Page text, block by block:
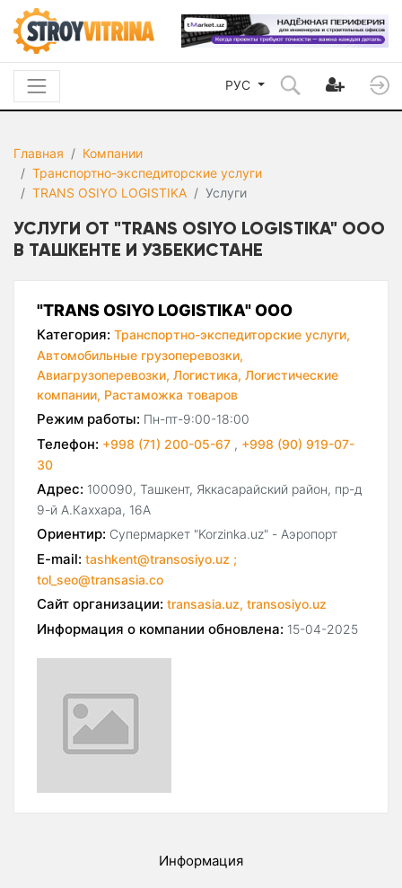
РУС
Главная
Компании
Транспортно-экспедиторские услуги
TRANS OSIYO LOGISTIKA
Услуги
УСЛУГИ ОТ "TRANS OSIYO LOGISTIKA" ООО
В ТАШКЕНТЕ И УЗБЕКИСТАНЕ
"TRANS OSIYO LOGISTIKA" ООО
Категория: Транспортно-экспедиторские услуги,
Автомобильные грузоперевозки,
Авиагрузоперевозки, Логистика, Логистические
компании, Растаможка товаров
Режим работы: Пн-пт-9:00-18:00
Телефон: +998 (71) 200-05-67 , +998 (90) 919-07-
30
Адрес: 100090, Ташкент, Яккасарайский район, пр-д
9-й А.Каххара, 16A
Ориентир: Супермаркет "Korzinka.uz" - Аэропорт
E-mail: tashkent@transosiyo.uz ;
tol_seo@transasia.co
Сайт организации: transasia.uz, transosiyo.uz
Информация о компании обновлена: 15-04-2025
Информация